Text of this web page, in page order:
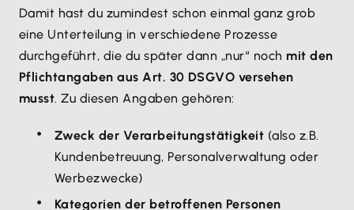
Damit hast du zumindest schon einmal ganz grob
eine Unterteilung in verschiedene Prozesse
durchgeführt, die du später dann „nur“ noch mit den
Pflichtangaben aus Art. 30 DSGVO versehen
musst. Zu diesen Angaben gehören:
Zweck der Verarbeitungstätigkeit (also z.B.
Kundenbetreuung, Personalverwaltung oder
Werbezwecke)
Kategorien der betroffenen Personen